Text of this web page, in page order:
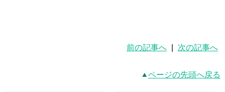
前の記事へ 次の記事へ
ページの先頭へ戻る